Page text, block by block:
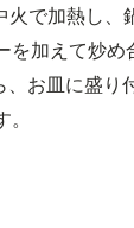
火で加熱し、
加えて炒め
お皿に盛り